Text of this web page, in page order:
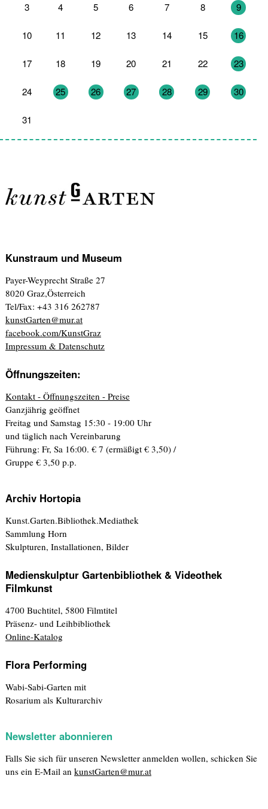
3 4 5 6 7 8 9
10 11 12 13 14 15 16
17 18 19 20 21 22 23
24 25 26 27 28 29 30
31
Kunstraum und Museum
Payer-Weyprecht Straße 27
8020 Graz,Österreich
Tel/Fax: +43 316 262787
kunstGarten@mur.at
facebook.com/KunstGraz
Impressum & Datenschutz
Öffnungszeiten:
Kontakt - Öffnungszeiten - Preise
Ganzjährig geöffnet
Freitag und Samstag 15:30 - 19:00 Uhr
und täglich nach Vereinbarung
Führung: Fr, Sa 16:00. € 7 (ermäßigt € 3,50) /
Gruppe € 3,50 p.p.
Archiv Hortopia
Kunst.Garten.Bibliothek.Mediathek
Sammlung Horn
Skulpturen, Installationen, Bilder
Medienskulptur Gartenbibliothek & Videothek
Filmkunst
4700 Buchtitel, 5800 Filmtitel
Präsenz- und Leihbibliothek
Online-Katalog
Flora Performing
Wabi-Sabi-Garten mit
Rosarium als Kulturarchiv
Newsletter abonnieren
Falls Sie sich für unseren Newsletter anmelden wollen, schicken Sie
uns ein E-Mail an kunstGarten@mur.at